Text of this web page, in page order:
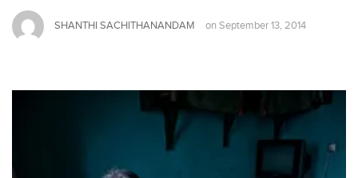
SHANTHI SACHITHANANDAM on September 13, 2014